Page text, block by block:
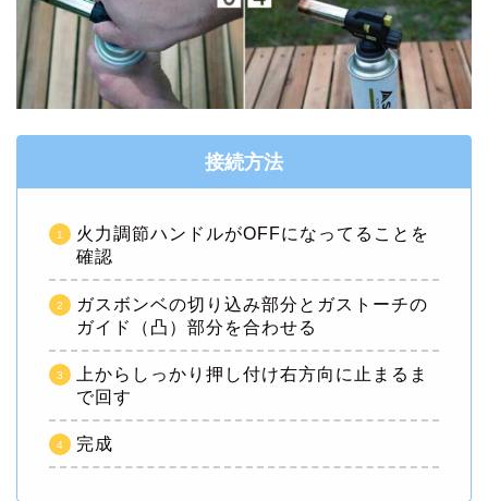
接続方法
火力調節ハンドルがOFFになってることを
確認
ガスボンベの切り込み部分とガストーチの
ガイド（凸）部分を合わせる
上からしっかり押し付け右方向に止まるま
で回す
完成